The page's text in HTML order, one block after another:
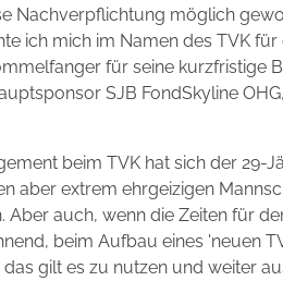
Nachverpflichtung möglich
ich mich im Namen des TVK
für seine kurzfristige
SJB FondSkyline
beim TVK hat sich der 29-
aber extrem ehrgeizigen
Aber auch, wenn die Zeiten für
beim Aufbau eines 'neuen
gilt es zu nutzen und weiter